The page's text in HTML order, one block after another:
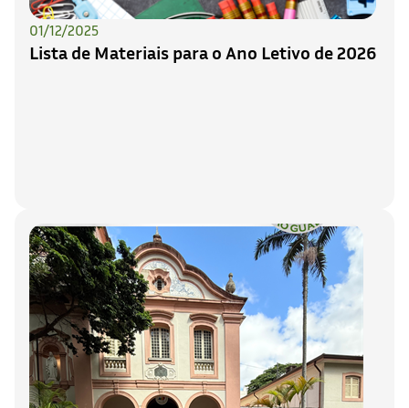
01/12/2025
Lista de Materiais para o Ano Letivo de 2026